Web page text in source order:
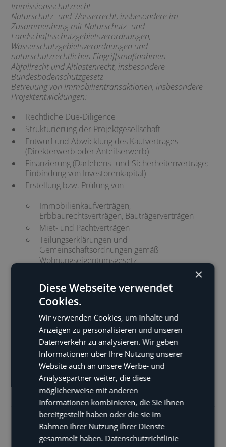
Immissionsschutzrecht
Naturschutz- und Wasserrecht, insbesondere im
Zusammenhang mit Naturschutz- und
Landschaftsschutzgebietsverordnungen,
Wasserschutzgebietsverordnungen und
naturschutzrechtlichen Eingriffsmaßnahmen
Abfallrecht und Altlastenrecht, insbesondere
Bundesbodenschutzgesetz
Betreuung von Immobilientransaktionen, insbesondere
Projektentwicklungen:
Rechtliche Due-Diligence
Strukturierung der Projektgesellschaft
Entwurf und Abwicklung des Kaufvertrages
(Direkterwerb oder Anteilserwerb)
Finanzierung (Darlehens- und Sicherheitenverträge;
Einbindung von Investorenkapital)
Erstellung bzw. Prüfung von
Immobilienkaufverträgen,
Erbbaurechtsverträgen, Bauträgerverträgen
Miet- und Pachtverträgen
Teilungserklärungen und
Gemeinschaftsordnungen gemäß
Wohnungseigentumsgesetz
Gesellschaftsrecht
Beratung bei Gesellschaftsgründung und
Rechtsformwahl
Erstellung bzw. Prüfung von
Gesellschaftsverträgen
Verträgen über den Erwerb und die
Veräußerung von Gesellschaftsanteilen
Unternehmenskaufverträge
×
Diese Webseite verwendet
Cookies.
Wir verwenden Cookies, um Inhalte und
Anzeigen zu personalisieren und unseren
Datenverkehr zu analysieren. Wir geben
Informationen über Ihre Nutzung unserer
Website auch an unsere Werbe- und
Analysepartner weiter, die diese
möglicherweise mit anderen
Informationen kombinieren, die Sie ihnen
bereitgestellt haben oder die sie im
Rahmen Ihrer Nutzung ihrer Dienste
gesammelt haben. Datenschutzrichtlinie